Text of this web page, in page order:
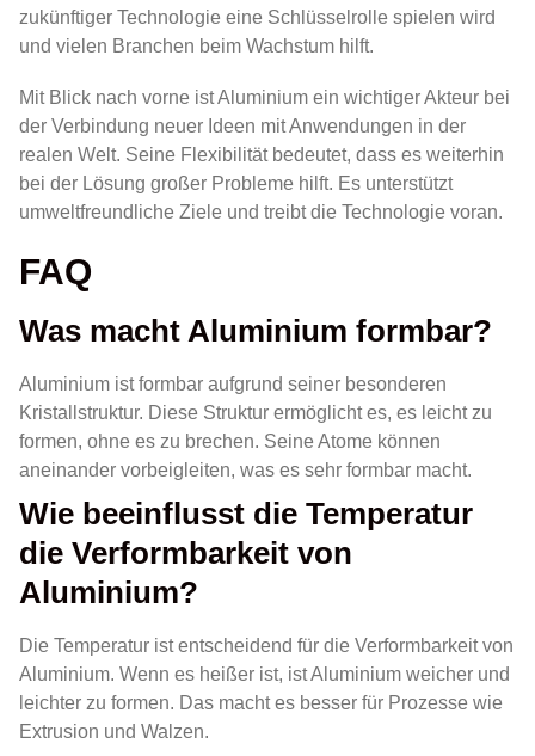
zukünftiger Technologie eine Schlüsselrolle spielen wird
und vielen Branchen beim Wachstum hilft.
Mit Blick nach vorne ist Aluminium ein wichtiger Akteur bei
der Verbindung neuer Ideen mit Anwendungen in der
realen Welt. Seine Flexibilität bedeutet, dass es weiterhin
bei der Lösung großer Probleme hilft. Es unterstützt
umweltfreundliche Ziele und treibt die Technologie voran.
FAQ
Was macht Aluminium formbar?
Aluminium ist formbar aufgrund seiner besonderen
Kristallstruktur. Diese Struktur ermöglicht es, es leicht zu
formen, ohne es zu brechen. Seine Atome können
aneinander vorbeigleiten, was es sehr formbar macht.
Wie beeinflusst die Temperatur
die Verformbarkeit von
Aluminium?
Die Temperatur ist entscheidend für die Verformbarkeit von
Aluminium. Wenn es heißer ist, ist Aluminium weicher und
leichter zu formen. Das macht es besser für Prozesse wie
Extrusion und Walzen.